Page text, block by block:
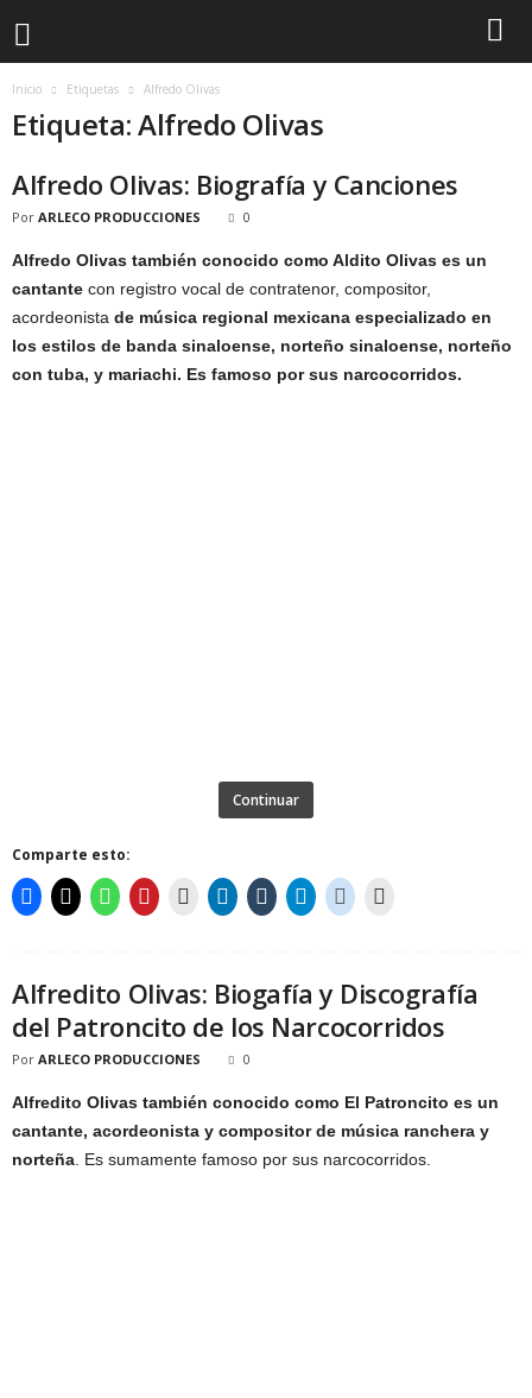
Inicio Etiquetas Alfredo Olivas
Etiqueta: Alfredo Olivas
Alfredo Olivas: Biografía y Canciones
Por ARLECO PRODUCCIONES 0
Alfredo Olivas también conocido como Aldito Olivas es un
cantante con registro vocal de contratenor, compositor,
acordeonista de música regional mexicana especializado en
los estilos de banda sinaloense, norteño sinaloense, norteño
con tuba, y mariachi. Es famoso por sus narcocorridos.
Continuar
Comparte esto:
Alfredito Olivas: Biogafía y Discografía
del Patroncito de los Narcocorridos
Por ARLECO PRODUCCIONES 0
Alfredito Olivas también conocido como El Patroncito es un
cantante, acordeonista y compositor de música ranchera y
norteña. Es sumamente famoso por sus narcocorridos.